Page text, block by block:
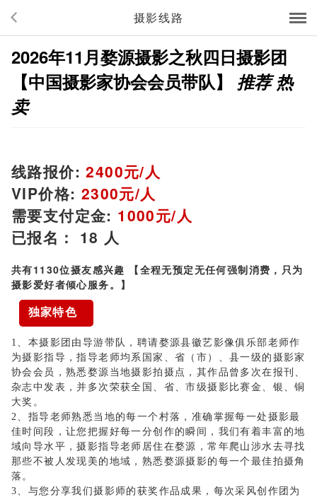
摄影线路
2026年11月婺源摄影之秋四日摄影团
【中国摄影家协会会员带队】
推荐 热
卖
线路报价: 2400元/人
VIP价格: 2300元/人
需要支付定金: 1000元/人
已报名： 18 人
共有1130位摄友感兴趣
【全程无预定无任何强制消费，只为
摄影爱好者倾心服务。】
独家特色
1、本摄影团由导游带队，聘请婺源县徽艺影像俱乐部老师作
为摄影指导，指导老师均系国家、省（市）、县一级的摄影家
协会会员，熟悉婺源当地摄影拍摄点，其作品曾多次在报刊、
杂志中发表，并多次荣获全国、省、市级摄影比赛金、银、铜
大奖。
2、指导老师熟悉当地的每一个村落，准确掌握每一处摄影最
佳时间段，让您把握好每一分创作的瞬间，我们有着丰富的地
域向导水平，摄影指导老师居住在婺源，常年爬山涉水去寻找
那些不被人发现美的地域，熟悉婺源摄影的每一个最佳拍摄角
落。
3、与您分享我们摄影师的获奖作品成果，每次采风创作团为